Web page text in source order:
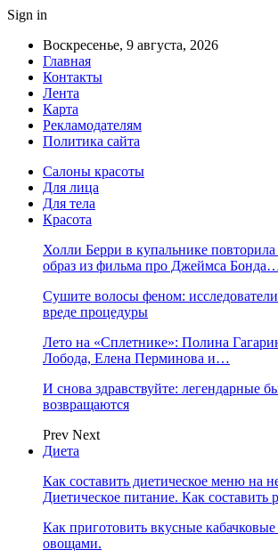
Sign in
Воскресенье, 9 августа, 2026
Главная
Контакты
Лента
Карта
Рекламодателям
Политика сайта
Салоны красоты
Для лица
Для тела
Красота
Холли Берри в купальнике
образ из фильма про Джеймса
Сушите волосы феном:
вреде процедуры
Лето на «Сплетнике»: Полина
Лобода, Елена Перминова и…
И снова здравствуйте: легендарные
возвращаются
Prev Next
Диета
Как составить диетическое меню на
Диетическое питание. Как
Как приготовить вкусные кабачковые
овощами.